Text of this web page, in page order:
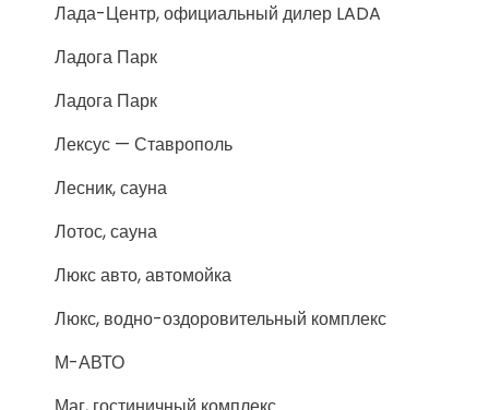
Лада-Центр, официальный дилер LADA
Ладога Парк
Ладога Парк
Лексус — Ставрополь
Лесник, сауна
Лотос, сауна
Люкс авто, автомойка
Люкс, водно-оздоровительный комплекс
М-АВТО